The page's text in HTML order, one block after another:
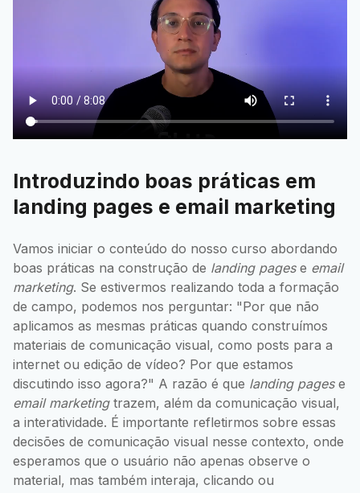
Introduzindo boas práticas em
landing pages e email marketing
Vamos iniciar o conteúdo do nosso curso abordando
boas práticas na construção de landing pagese email
marketing. Se estivermos realizando toda a formação
de campo, podemos nos perguntar: "Por que não
aplicamos as mesmas práticas quando construímos
materiais de comunicação visual, como posts para a
internet ou edição de vídeo? Por que estamos
discutindo isso agora?" A razão é que landing pagese
email marketingtrazem, além da comunicação visual,
a interatividade. É importante refletirmos sobre essas
decisões de comunicação visual nesse contexto, onde
esperamos que o usuário não apenas observe o
material, mas também interaja, clicando ou